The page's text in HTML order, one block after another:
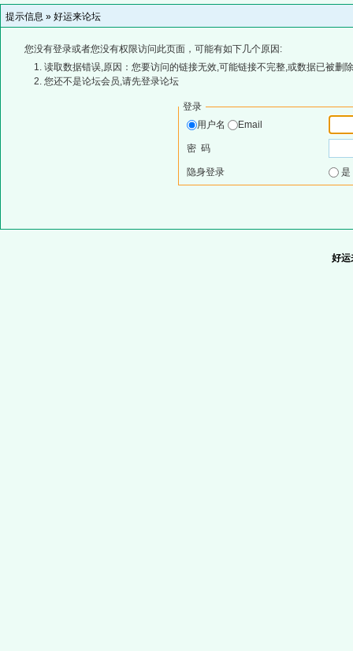
提示信息 » 好运来论坛
您没有登录或者您没有权限访问此页面，可能有如下几个原因:
读取数据错误,原因：您要访问的链接无效,可能链接不完整,或数据已被删
您还不是论坛会员,请先登录论坛
登录
用户名
Email
密 码
隐身登录
好